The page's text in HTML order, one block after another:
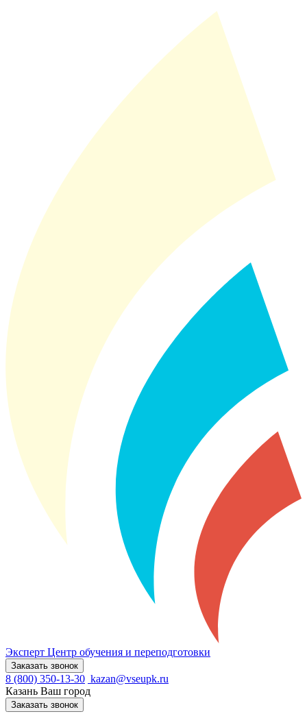
Эксперт Центр обучения и переподготовки
Заказать звонок
8 (800) 350-13-30 kazan@vseupk.ru
Казань Ваш город
Заказать звонок